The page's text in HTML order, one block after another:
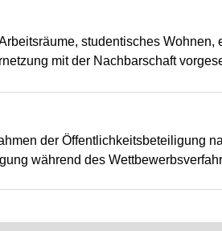
studentisches
mit der Nachbarschaft
der Öffentlichkeitsbeteiligung
während des